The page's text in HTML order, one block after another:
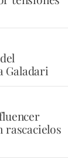
Galadari
rascacielos